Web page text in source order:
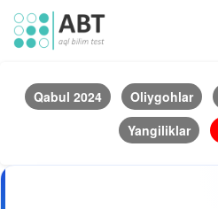
Qabul 2024 Oliygohlar
Yangiliklar